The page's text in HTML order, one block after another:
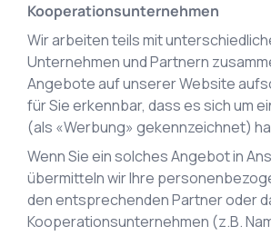
Kooperationsunternehmen
Wir arbeiten teils mit
Unternehmen und Partnern
Angebote auf unserer Website
für Sie erkennbar, dass es sich um
(als «Werbung» gekennzeichnet)
Wenn Sie ein solches Angebot in
übermitteln wir Ihre
den entsprechenden Partner oder
Kooperationsunternehmen (z.B.